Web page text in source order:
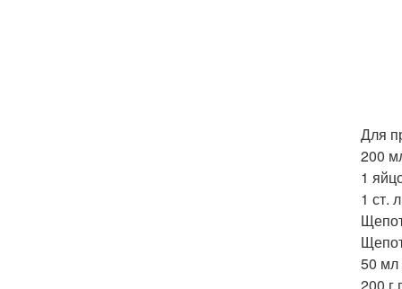
Для
200
1
1 ст.
50 мл